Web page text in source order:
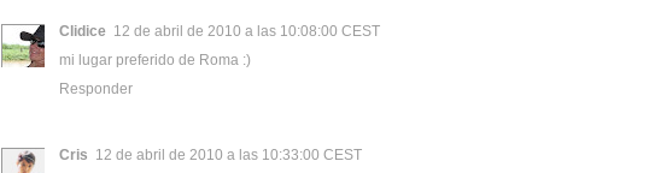
Clidice 12 de abril de 2010 a las 10:08:00 CEST
mi lugar preferido de Roma :)
Responder
Cris 12 de abril de 2010 a las 10:33:00 CEST